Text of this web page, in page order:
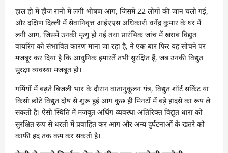
हाल ही में हौज रानी में लगी भीषण आग, जिसमें 22 लोगों की जान चली गई,
और दक्षिण दिल्ली में सेवानिवृत्त आईएएस अधिकारी धनेंद्र कुमार के घर में
लगी आग, जिसमें उनकी मृत्यु हो गई तथा प्रारंभिक जांच में खराब विद्युत
वायरिंग को संभावित कारण माना जा रहा है, ने एक बार फिर यह सोचने पर
मजबूर कर दिया है कि आधुनिक इमारतें तभी सुरक्षित हैं, जब उनकी विद्युत
सुरक्षा व्यवस्था मजबूत हो।
गर्मियों में बढ़ते बिजली भार के दौरान वातानुकूलन यंत्र, विद्युत शॉर्ट सर्किट या
किसी छोटे विद्युत दोष से शुरू हुई आग कुछ ही मिनटों में बड़े हादसे का रूप ले
सकती है। ऐसी स्थिति में मजबूत अर्थिंग व्यवस्था अतिरिक्त विद्युत धारा को
सुरक्षित रूप से धरती में प्रवाहित कर आग और अन्य दुर्घटनाओं के खतरे को
काफी हद तक कम कर सकती है।